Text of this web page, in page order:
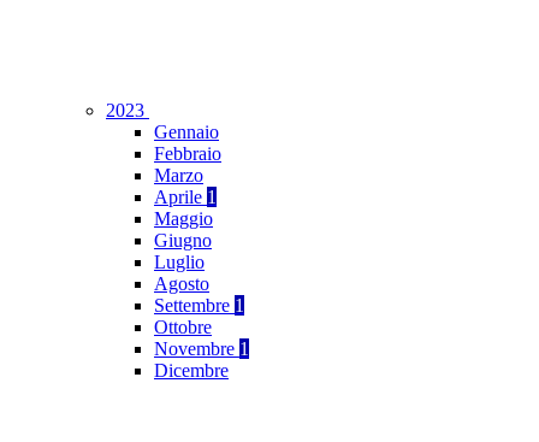
2023
Gennaio
Febbraio
Marzo
Aprile 1
Maggio
Giugno
Luglio
Agosto
Settembre 1
Ottobre
Novembre 1
Dicembre